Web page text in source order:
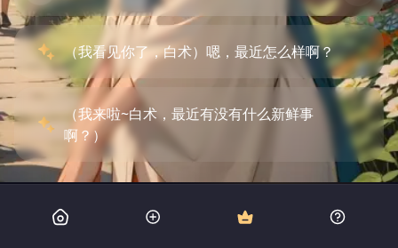
（我看见你了，白术）嗯，最近怎么样啊？
（我来啦~白术，最近有没有什么新鲜事
啊？）